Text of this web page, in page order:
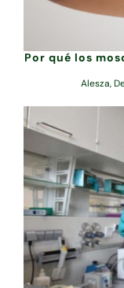
Por qué los
Alesza,